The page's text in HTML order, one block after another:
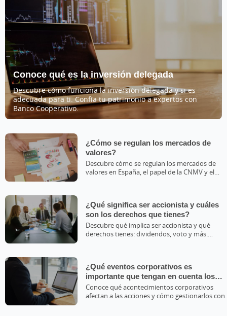
Conoce qué es la inversión delegada
Descubre cómo funciona la inversión delegada y si es
adecuada para ti. Confía tu patrimonio a expertos con
Banco Cooperativo.
¿Cómo se regulan los mercados de
valores?
Descubre cómo se regulan los mercados de
valores en España, el papel de la CNMV y el
¿Qué significa ser accionista y cuáles
son los derechos que tienes?
Descubre qué implica ser accionista y qué
derechos tienes: dividendos, voto y más.
¿Qué eventos corporativos es
importante que tengan en cuenta los
accionistas?
Conoce qué acontecimientos corporativos
afectan a las acciones y cómo gestionarlos con